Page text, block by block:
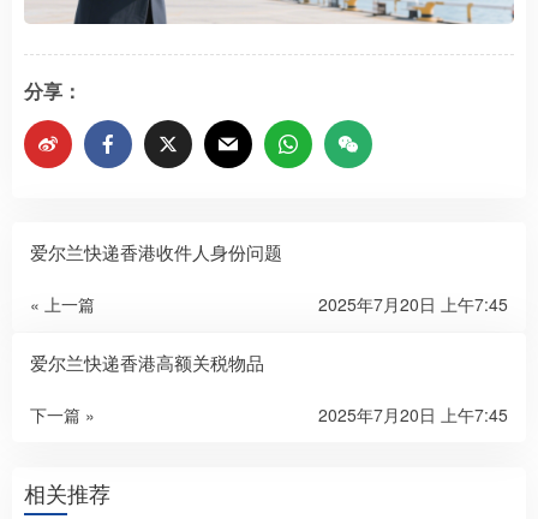
分享：
爱尔兰快递香港收件人身份问题​
« 上一篇 2025年7月20日 上午7:45
爱尔兰快递香港高额关税物品
下一篇 » 2025年7月20日 上午7:45
相关推荐